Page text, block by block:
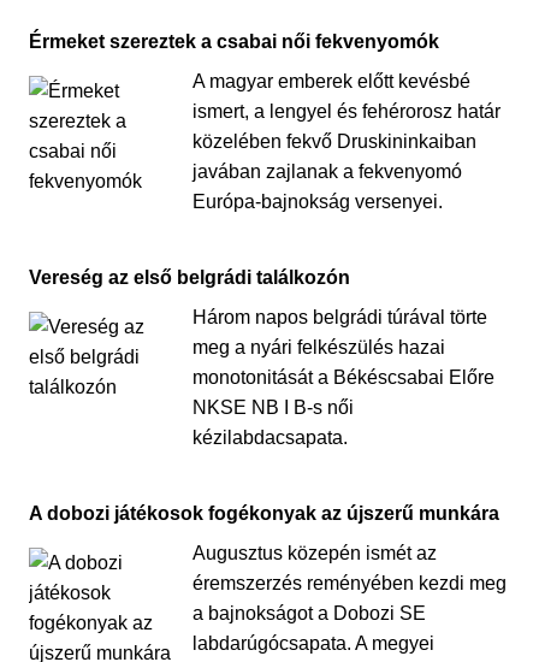
Érmeket szereztek a csabai női fekvenyomók
A magyar emberek előtt kevésbé
ismert, a lengyel és fehérorosz határ
közelében fekvő Druskininkaiban
javában zajlanak a fekvenyomó
Európa-bajnokság versenyei.
Vereség az első belgrádi találkozón
Három napos belgrádi túrával törte
meg a nyári felkészülés hazai
monotonitását a Békéscsabai Előre
NKSE NB I B-s női
kézilabdacsapata.
A dobozi játékosok fogékonyak az újszerű munkára
Augusztus közepén ismét az
éremszerzés reményében kezdi meg
a bajnokságot a Dobozi SE
labdarúgócsapata. A megyei